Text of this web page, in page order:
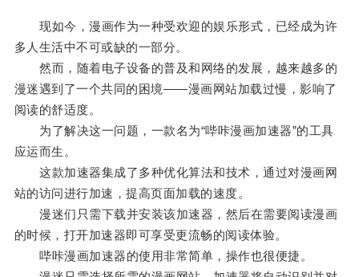
现如今，漫画作为一种受欢迎的娱乐形式，已经成为许
多人生活中不可或缺的一部分。
然而，随着电子设备的普及和网络的发展，越来越多的
漫迷遇到了一个共同的困境——漫画网站加载过慢，影响了
阅读的舒适度。
为了解决这一问题，一款名为“哔咔漫画加速器”的工具
应运而生。
这款加速器集成了多种优化算法和技术，通过对漫画网
站的访问进行加速，提高页面加载的速度。
漫迷们只需下载并安装该加速器，然后在需要阅读漫画
的时候，打开加速器即可享受更流畅的阅读体验。
哔咔漫画加速器的使用非常简单，操作也很便捷。